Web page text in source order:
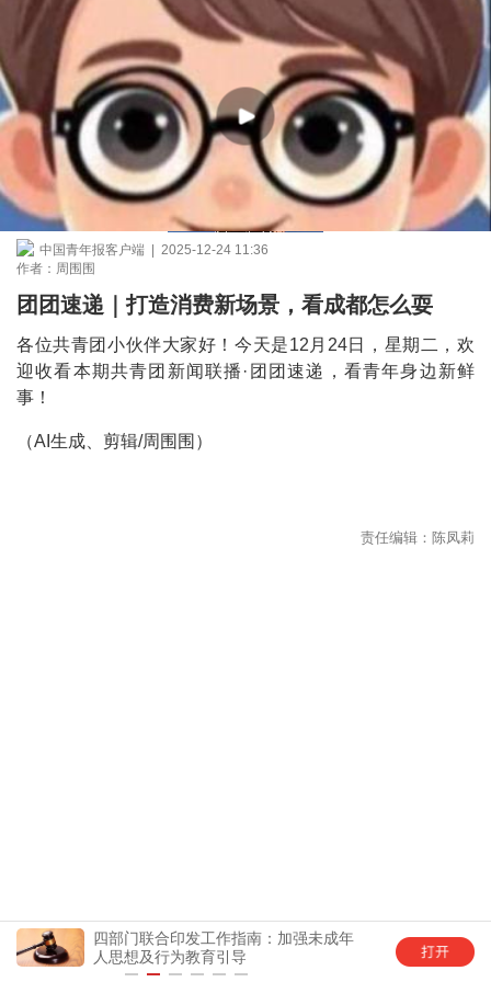
中国青年报客户端 | 2025-12-24 11:36
作者：周围围
团团速递｜打造消费新场景，看成都怎么耍
各位共青团小伙伴大家好！今天是12月24日，星期二，欢
迎收看本期共青团新闻联播·团团速递，看青年身边新鲜
事！
（AI生成、剪辑/周围围）
四部门联合印发工作指南：加强未成年
人思想及行为教育引导
中国